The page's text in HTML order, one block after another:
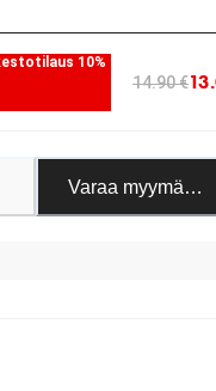
10%
14.90 €
Varaa